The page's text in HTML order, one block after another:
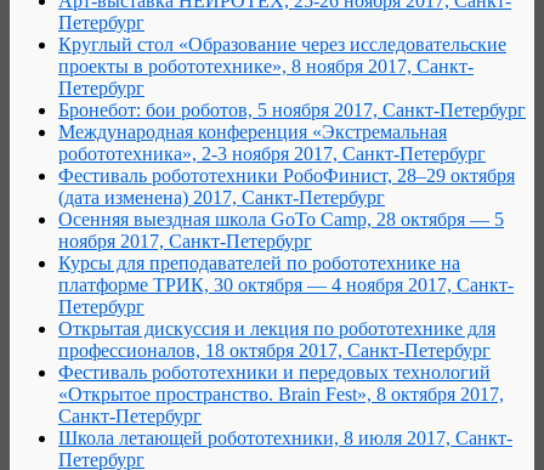
Петербург
Круглый стол «Образование через исследовательские
проекты в робототехнике», 8 ноября 2017, Санкт-
Петербург
Бронебот: бои роботов, 5 ноября 2017, Санкт-Петербург
Международная конференция «Экстремальная
робототехника», 2-3 ноября 2017, Санкт-Петербург
Фестиваль робототехники РобоФинист, 28–29 октября
(дата изменена) 2017, Санкт-Петербург
Осенняя выездная школа GoTo Camp, 28 октября — 5
ноября 2017, Санкт-Петербург
Курсы для преподавателей по робототехнике на
платформе ТРИК, 30 октября — 4 ноября 2017, Санкт-
Петербург
Открытая дискуссия и лекция по робототехнике для
профессионалов, 18 октября 2017, Санкт-Петербург
Фестиваль робототехники и передовых технологий
«Открытое пространство. Brain Fest», 8 октября 2017,
Санкт-Петербург
Школа летающей робототехники, 8 июля 2017, Санкт-
Петербург